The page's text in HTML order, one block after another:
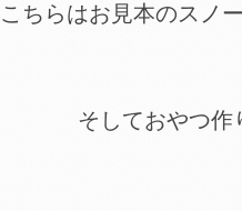
こちらはお見本のスノ
そしておやつ作